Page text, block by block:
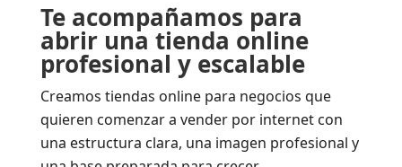
Te acompañamos para
abrir una tienda online
profesional y escalable
Creamos tiendas online para negocios que
quieren comenzar a vender por internet con
una estructura clara, una imagen profesional y